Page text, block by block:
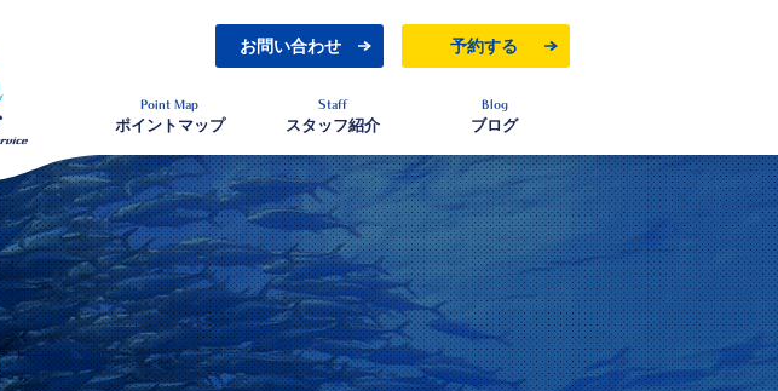
お問い合わせ 予約する
Point Map
ポイントマップ
Staff
スタッフ紹介
Blog
ブログ